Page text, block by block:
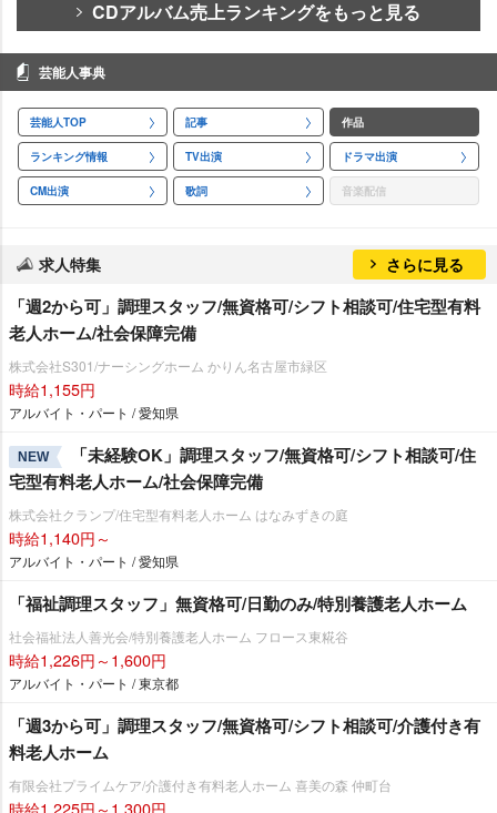
CDアルバム売上ランキングをもっと見る
芸能人事典
芸能人TOP 記事 作品
ランキング情報 TV出演 ドラマ出演
CM出演 歌詞 音楽配信
求人特集 さらに見る
「週2から可」調理スタッフ/無資格可/シフト相談可/住宅型有料
老人ホーム/社会保障完備
株式会社S301/ナーシングホーム かりん名古屋市緑区
時給1,155円
アルバイト・パート / 愛知県
NEW
「未経験OK」調理スタッフ/無資格可/シフト相談可/住
宅型有料老人ホーム/社会保障完備
株式会社クランプ/住宅型有料老人ホーム はなみずきの庭
時給1,140円～
アルバイト・パート / 愛知県
「福祉調理スタッフ」無資格可/日勤のみ/特別養護老人ホーム
社会福祉法人善光会/特別養護老人ホーム フロース東糀谷
時給1,226円～1,600円
アルバイト・パート / 東京都
「週3から可」調理スタッフ/無資格可/シフト相談可/介護付き有
料老人ホーム
有限会社プライムケア/介護付き有料老人ホーム 喜美の森 仲町台
時給1,225円～1,300円